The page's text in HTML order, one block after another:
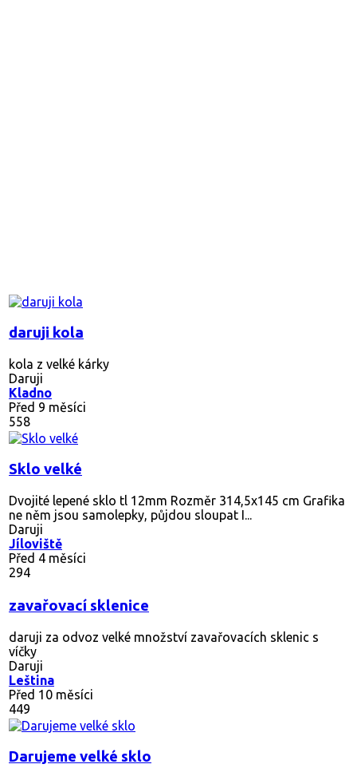
daruji kola
kola z velké kárky
Daruji
Kladno
Před 9 měsíci
558
Sklo velké
Dvojité lepené sklo tl 12mm Rozměr 314,5x145 cm Grafika
ne něm jsou samolepky, půjdou sloupat I...
Daruji
Jíloviště
Před 4 měsíci
294
zavařovací sklenice
daruji za odvoz velké množství zavařovacích sklenic s
víčky
Daruji
Leština
Před 10 měsíci
449
Darujeme velké sklo